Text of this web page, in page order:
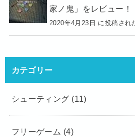
家ノ鬼」をレビュー！
2020年4月23日 に投稿され
カテゴリー
シューティング (11)
フリーゲーム (4)